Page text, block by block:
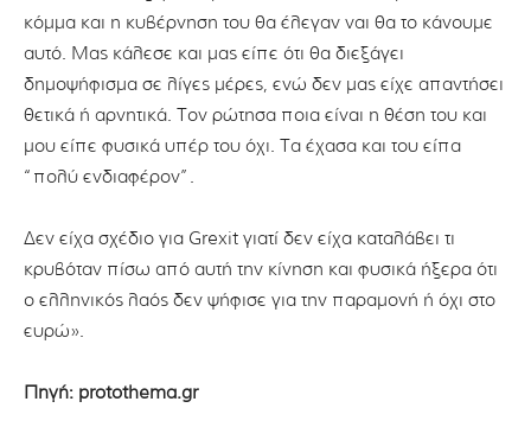
κόμμα και η κυβέρνηση του θα έλεγαν ναι θα το κάνουμε
αυτό. Μας κάλεσε και μας είπε ότι θα διεξάγει
δημοψήφισμα σε λίγες μέρες, ενώ δεν μας είχε απαντήσει
θετικά ή αρνητικά. Τον ρώτησα ποια είναι η θέση του και
μου είπε φυσικά υπέρ του όχι. Τα έχασα και του είπα
“πολύ ενδιαφέρον”.
Δεν είχα σχέδιο για Grexit γιατί δεν είχα καταλάβει τι
κρυβόταν πίσω από αυτή την κίνηση και φυσικά ήξερα ότι
ο ελληνικός λαός δεν ψήφισε για την παραμονή ή όχι στο
ευρώ».
Πηγή: protothema.gr